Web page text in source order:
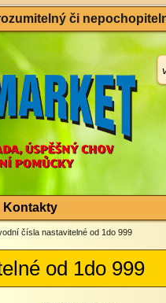
či
Kontakty
čísla nastavitelné od 1do 999
od 1do 999